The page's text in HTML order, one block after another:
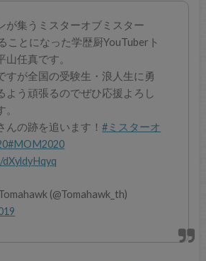
が集うミスターオブミスター
ことになった学歴厨YouTuberト
山任真です。
すが全国の受験生・浪人生に勇
よう頑張るのでぜひ応援よろし
んの跡を追います！#ミスターオ
#MOM2020
(@Tomahawk_th)